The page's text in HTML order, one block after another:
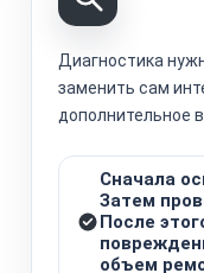
Диагностика
заменить сам
дополнительное
Сначала
Затем
После
объем